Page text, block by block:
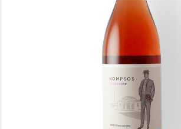
ΕΚΠΛΗΚΤΙΚΑ ΚΡΑΣΙΑ ΑΠΟ ΟΛΟ ΤΟΝ ΚΟΣΜΟ
ΜΟΝΑΔΙΚΕΣ ΠΡΟΣΦΟΡΕΣ!